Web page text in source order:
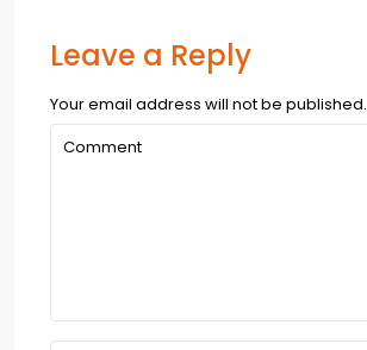
Leave a Reply
Your email address will not be published.